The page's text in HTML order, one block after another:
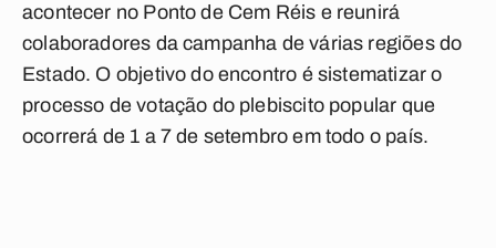
acontecer no Ponto de Cem Réis e reunirá
colaboradores da campanha de várias regiões do
Estado. O objetivo do encontro é sistematizar o
processo de votação do plebiscito popular que
ocorrerá de 1 a 7 de setembro em todo o país.